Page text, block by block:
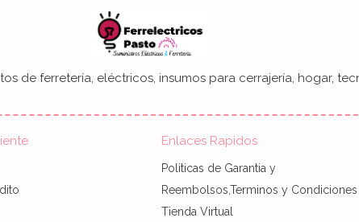
de ferretería, eléctricos, insumos para cerrajería, hogar,
Enlaces Rapidos
Politicas de Garantia y
Reembolsos,Terminos y Condiciones
Tienda Virtual